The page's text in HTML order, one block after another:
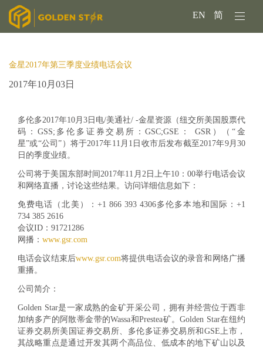
EN 简
金星2017年第三季度业绩电话会议
2017年10月03日
多伦多2017年10月3日电/美通社/ -金星资源（纽交所美国股票代
码：GSS;多伦多证券交易所：GSC;GSE： GSR）（“金
星”或“公司”）将于2017年11月1日收市后发布截至2017年9月30
日的季度业绩。
公司将于美国东部时间2017年11月2日上午10：00举行电话会议
和网络直播，讨论这些结果。访问详细信息如下：
免费电话（北美）：+1 866 393 4306多伦多本地和国际：+1
734 385 2616
会议ID：91721286
网播： www.gsr.com
电话会议结束后www.gsr.com将提供电话会议的录音和网络广播
重播。
公司简介：
Golden Star是一家成熟的金矿开采公司，拥有并经营位于西非
加纳多产的阿散蒂金带的Wassa和Prestea矿。Golden Star在纽约
证券交易所美国证券交易所、多伦多证券交易所和GSE上市，
其战略重点是通过开发其两个高品位、低成本的地下矿山以及